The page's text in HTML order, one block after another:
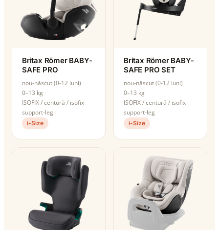
Britax Römer BABY-
SAFE PRO
nou-născut (0-12 luni)
0–13 kg
ISOFIX / centură / isofix-
support-leg
i-Size
Britax Römer BABY-
SAFE PRO SET
nou-născut (0-12 luni)
0–13 kg
ISOFIX / centură / isofix-
support-leg
i-Size